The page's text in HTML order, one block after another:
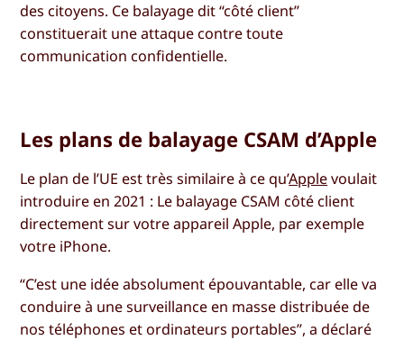
des citoyens. Ce balayage dit “côté client”
constituerait une attaque contre toute
communication confidentielle.
Les plans de balayage CSAM d’Apple
Le plan de l’UE est très similaire à ce qu’Applevoulait
introduire en 2021 : Le balayage CSAM côté client
directement sur votre appareil Apple, par exemple
votre iPhone.
“C’est une idée absolument épouvantable, car elle va
conduire à une surveillance en masse distribuée de
nos téléphones et ordinateurs portables”, a déclaré